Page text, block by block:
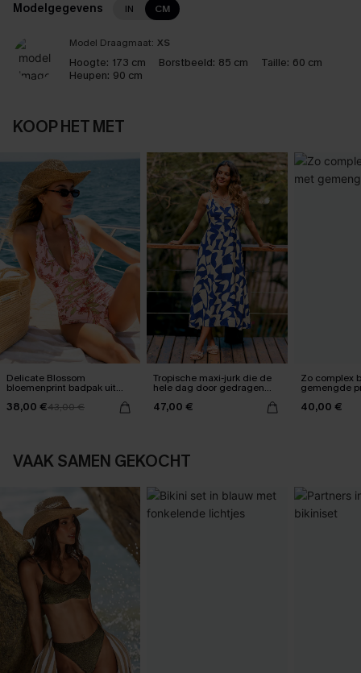
Modelgegevens IN CM
Model Draagmaat: XS
Hoogte: 173 cm Borstbeeld: 85 cm Taille: 60 cm
Heupen: 90 cm
KOOP HET MET
Delicate Blossom
bloemenprint badpak uit
38,00 €43,00 €
Tropische maxi-jurk die de
hele dag door gedragen
kan worden
47,00 €
Zo complex
gemengde
40,00 €
VAAK SAMEN GEKOCHT